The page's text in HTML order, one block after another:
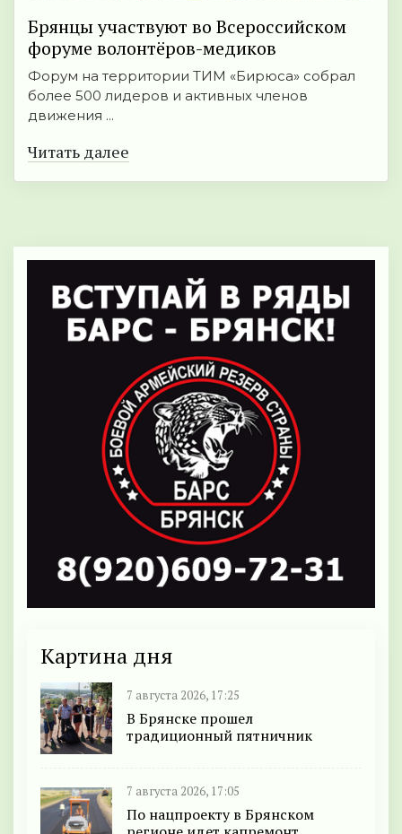
Брянцы участвуют во Всероссийском
форуме волонтёров-медиков
Форум на территории ТИМ «Бирюса» собрал
более 500 лидеров и активных членов
движения ...
Читать далее
Картина дня
7 августа 2026, 17:25
В Брянске прошел
традиционный пятничник
7 августа 2026, 17:05
По нацпроекту в Брянском